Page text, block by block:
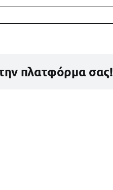
πλατφόρμα σας!